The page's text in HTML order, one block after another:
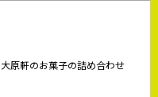
原軒のお菓子の詰め合わせ